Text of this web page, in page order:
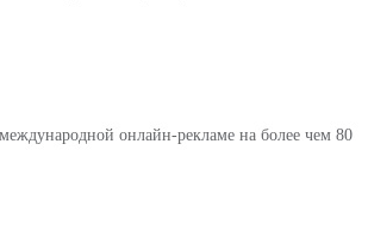
онлайн-рекламе на более чем 80